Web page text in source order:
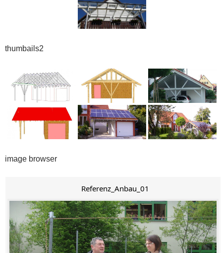
thumbails2
image browser
Referenz_Anbau_01